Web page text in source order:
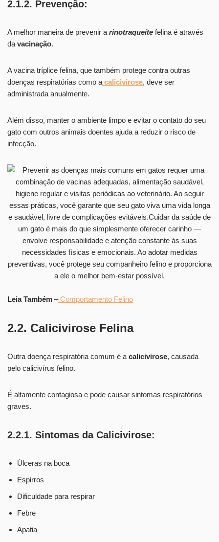
2.1.2. Prevenção:
A melhor maneira de prevenir a rinotraqueíte felina é através
da vacinação.
A vacina tríplice felina, que também protege contra outras
doenças respiratórias como a calicivirose, deve ser
administrada anualmente.
Além disso, manter o ambiente limpo e evitar o contato do seu
gato com outros animais doentes ajuda a reduzir o risco de
infecção.
Leia Também –Comportamento Felino
2.2. Calicivirose Felina
Outra doença respiratória comum é a calicivirose, causada
pelo calicivírus felino.
É altamente contagiosa e pode causar sintomas respiratórios
graves.
2.2.1. Sintomas da Calicivirose:
Úlceras na boca
Espirros
Dificuldade para respirar
Febre
Apatia